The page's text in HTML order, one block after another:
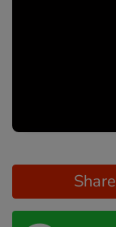
Share